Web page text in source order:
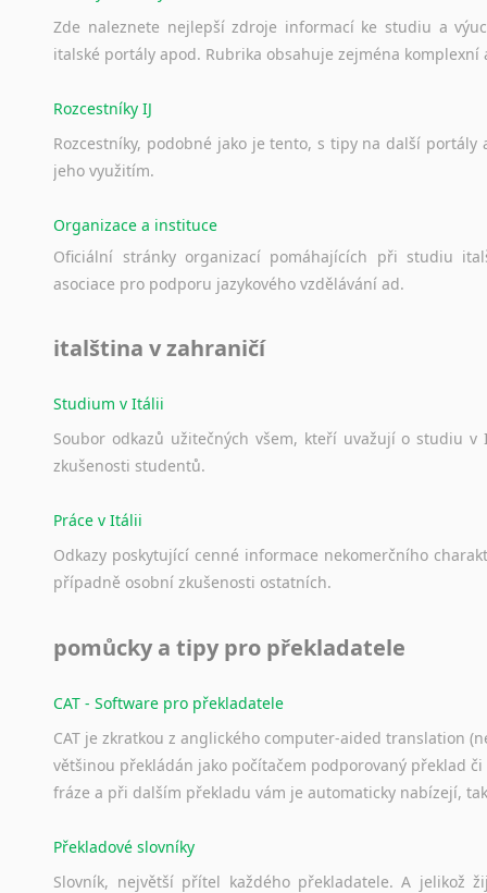
Zde naleznete nejlepší zdroje informací ke studiu a
italské portály apod. Rubrika obsahuje zejména komplexní
Rozcestníky IJ
Rozcestníky, podobné jako je tento, s tipy na další portály
jeho využitím.
Organizace a instituce
Oficiální stránky organizací pomáhajících při studiu
asociace pro podporu jazykového vzdělávání ad.
italština v zahraničí
Studium v Itálii
Soubor odkazů užitečných všem, kteří uvažují o studiu v
zkušenosti studentů.
Práce v Itálii
Odkazy poskytující cenné informace nekomerčního
případně osobní zkušenosti ostatních.
pomůcky a tipy pro překladatele
CAT - Software pro překladatele
CAT je zkratkou z anglického computer-aided translation
většinou překládán jako počítačem podporovaný překlad
fráze a při dalším překladu vám je automaticky nabízejí,
Překladové slovníky
Slovník, největší přítel každého překladatele. A jelikož